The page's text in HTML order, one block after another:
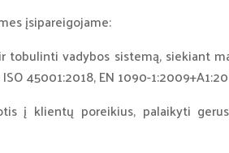
įsipareigojame:
tobulinti vadybos sistemą, siekiant
45001:2018, EN 1090-
į klientų poreikius, palaikyti